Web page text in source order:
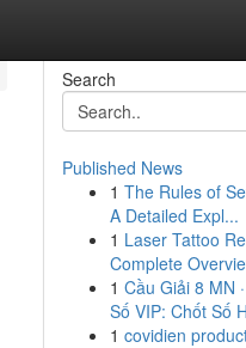
Search
Published News
1 The Rules of
A Detailed Expl...
1 Laser Tattoo
Complete
1 Cầu Giải 8 MN
Số VIP: Chốt Số
1 covidien